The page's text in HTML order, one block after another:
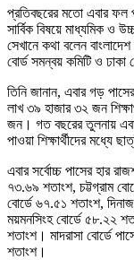
প্রতিবছরের মতো এবার ফল
সার্বিক বিষয়ে মাধ্যমিক ও
সেখানে কথা বলেন
বোর্ড সমন্বয় কমিটি ও ঢাকা
তিনি জানান, এবার গড়
লাখ ৩৯ হাজার ৩২ জন
জন। গত বছরের তুলনায়
পাওয়া শিক্ষার্থীদের
এবার সর্বোচ্চ পাসের হার
৭৩.৬৯ শতাংশ, চট্টগ্রাম
বোর্ডে ৬৭.৫১ শতাংশ,
ময়মনসিংহ বোর্ডে ৫৮.২২
শতাংশ। মাদরাসা বোর্ডে
শতাংশ।